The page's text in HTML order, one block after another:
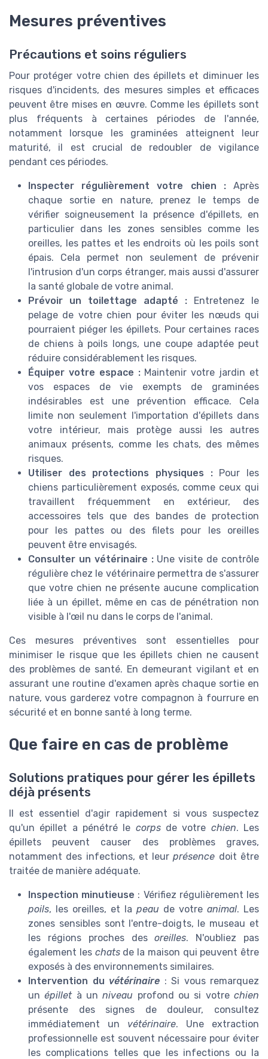
Mesures préventives
Précautions et soins réguliers
Pour protéger votre chien des épillets et diminuer les
risques d'incidents, des mesures simples et efficaces
peuvent être mises en œuvre. Comme les épillets sont
plus fréquents à certaines périodes de l'année,
notamment lorsque les graminées atteignent leur
maturité, il est crucial de redoubler de vigilance
pendant ces périodes.
Inspecter régulièrement votre chien :Après
chaque sortie en nature, prenez le temps de
vérifier soigneusement la présence d'épillets, en
particulier dans les zones sensibles comme les
oreilles, les pattes et les endroits où les poils sont
épais. Cela permet non seulement de prévenir
l'intrusion d'un corps étranger, mais aussi d'assurer
la santé globale de votre animal.
Prévoir un toilettage adapté : Entretenez le
pelage de votre chien pour éviter les nœuds qui
pourraient piéger les épillets. Pour certaines races
de chiens à poils longs, une coupe adaptée peut
réduire considérablement les risques.
Équiper votre espace :Maintenir votre jardin et
vos espaces de vie exempts de graminées
indésirables est une prévention efficace. Cela
limite non seulement l'importation d'épillets dans
votre intérieur, mais protège aussi les autres
animaux présents, comme les chats, des mêmes
risques.
Utiliser des protections physiques :Pour les
chiens particulièrement exposés, comme ceux qui
travaillent fréquemment en extérieur, des
accessoires tels que des bandes de protection
pour les pattes ou des filets pour les oreilles
peuvent être envisagés.
Consulter un vétérinaire :Une visite de contrôle
régulière chez le vétérinaire permettra de s'assurer
que votre chien ne présente aucune complication
liée à un épillet, même en cas de pénétration non
visible à l'œil nu dans le corps de l'animal.
Ces mesures préventives sont essentielles pour
minimiser le risque que les épillets chien ne causent
des problèmes de santé. En demeurant vigilant et en
assurant une routine d'examen après chaque sortie en
nature, vous garderez votre compagnon à fourrure en
sécurité et en bonne santé à long terme.
Que faire en cas de problème
Solutions pratiques pour gérer les épillets
déjà présents
Il est essentiel d'agir rapidement si vous suspectez
qu'un épillet a pénétré le corpsde votre chien. Les
épillets peuvent causer des problèmes graves,
notamment des infections, et leurprésence doit être
traitée de manière adéquate.
Inspection minutieuse : Vérifiez régulièrement les
poils, les oreilles, et la peau de votre animal. Les
zones sensibles sont l'entre-doigts, le museau et
les régions proches desoreilles. N'oubliez pas
également les chatsde la maison qui peuvent être
exposés à des environnements similaires.
Intervention du vétérinaire : Si vous remarquez
unépilletà unniveau profond ou si votrechien
présente des signes de douleur, consultez
immédiatement un vétérinaire. Une extraction
professionnelle est souvent nécessaire pour éviter
les complications telles que les infections ou la